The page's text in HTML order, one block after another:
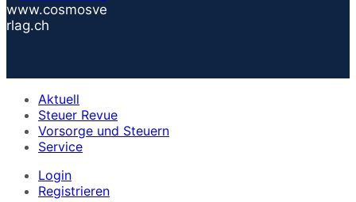
www.cosmosve
rlag.ch
Aktuell
Steuer Revue
Vorsorge und Steuern
Service
Login
Registrieren